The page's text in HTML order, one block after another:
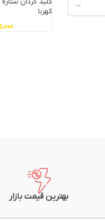
کهربا
بهترین قیمت بازار